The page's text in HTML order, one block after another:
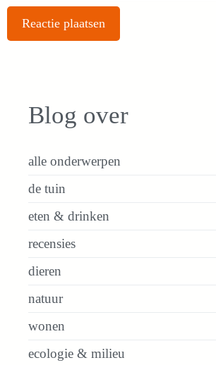
Blog over
alle onderwerpen
de tuin
eten & drinken
recensies
dieren
natuur
wonen
ecologie & milieu